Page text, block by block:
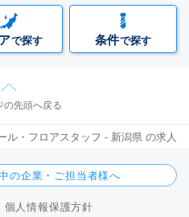
で探す 条件で探す
の先頭へ戻る
ル・フロアスタッフ - 新潟県 の求人
の企業・ご担当者様へ
個人情報保護方針